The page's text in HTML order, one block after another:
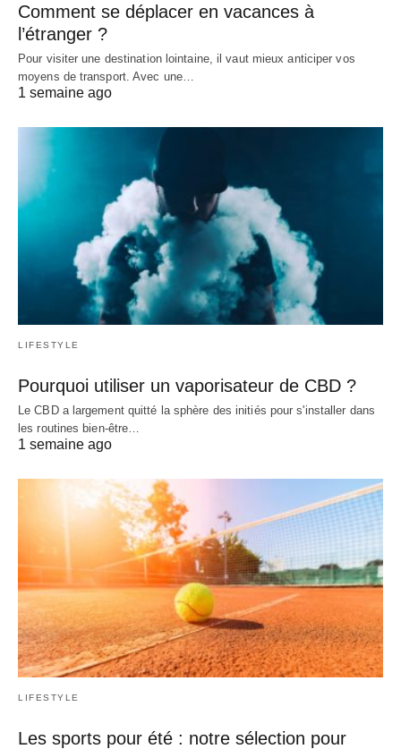
Comment se déplacer en vacances à
l’étranger ?
Pour visiter une destination lointaine, il vaut mieux anticiper vos
moyens de transport. Avec une…
1 semaine ago
LIFESTYLE
Pourquoi utiliser un vaporisateur de CBD ?
Le CBD a largement quitté la sphère des initiés pour s'installer dans
les routines bien-être…
1 semaine ago
LIFESTYLE
Les sports pour été : notre sélection pour